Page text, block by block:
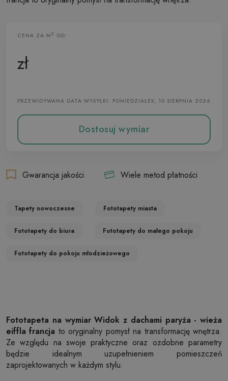
CENA ZA M2 OD:
zł
PRZEWIDYWANA DATA WYSYŁKI: PONIEDZIAŁEK, 10 SIERPNIA 2026
Dostosuj wymiar
Gwarancja jakości Wiele metod płatności
Tapety nowoczesne Fototapety miasta
Fototapety do biura Fototapety do małego pokoju
Fototapety do pokoju młodzieżowego
Fototapeta na wymiar Widok z dachami paryża - wieża
eiffla francja to oryginalny pomysł na transformację wnętrza.
Ze względu na swoje praktyczne oraz ozdobne parametry
będzie idealnym uzupełnieniem pomieszczeń
zaprojektowanych w każdym stylu.